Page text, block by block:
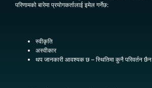
परिणामको बारेमा प्रयोगकर्तालाई इमेल गर्नेछ:
स्वीकृति
अस्वीकार
थप जानकारी आवश्यक छ – स्थितिमा कुनै परिवर्तन छैन